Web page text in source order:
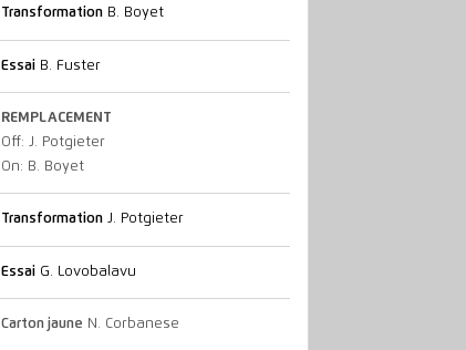
TransformationB. Boyet
EssaiB. Fuster
REMPLACEMENT
Off: J. Potgieter
On: B. Boyet
TransformationJ. Potgieter
EssaiG. Lovobalavu
Carton jaune N. Corbanese